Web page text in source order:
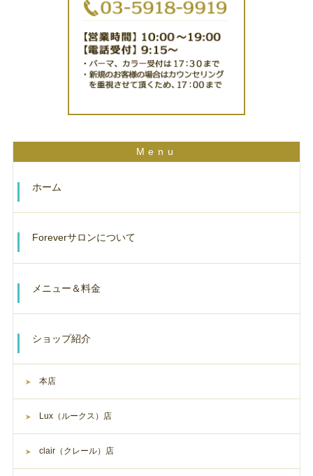
ホーム
Foreverサロンについて
メニュー＆料金
ショップ紹介
本店
Lux（ルークス）店
clair（クレール）店